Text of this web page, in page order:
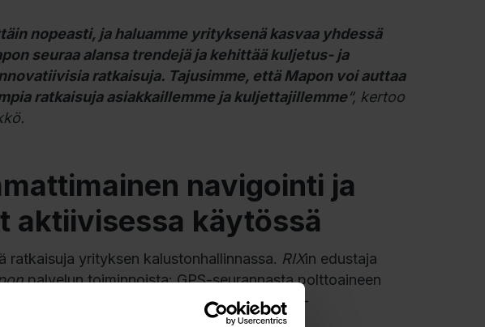
nopeasti, ja haluamme yrityksenä kasvaa yhdessä
seuraa alansa trendejä ja kehittää kuljetus- ja
ratkaisuja. Tajusimme, että Mapon voi auttaa
ratkaisuja asiakkaillemme ja kuljettajillemme“, kertoo
navigointi ja
aktiivisessa käytössä
ratkaisuja yrityksen kalustonhallinnassa. RIXin edustaja
palvelun toiminnoista: GPS-seurannasta polttoaineen
myös oikeus käyttää ammattimaista Sygic-